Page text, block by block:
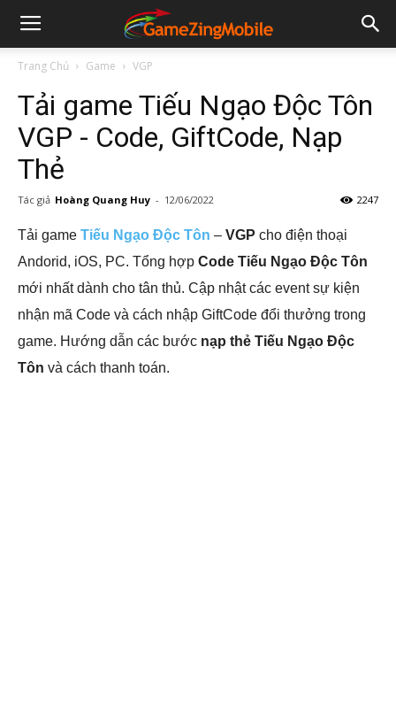
Trang Chủ Game VGP
Tải game Tiếu Ngạo Độc Tôn
VGP - Code, GiftCode, Nạp
Thẻ
Tác giả Hoàng Quang Huy - 12/06/2022 2247
Tải game Tiếu Ngạo Độc Tôn – VGP cho điện thoại
Andorid, iOS, PC. Tổng hợp Code Tiếu Ngạo Độc Tôn
mới nhất dành cho tân thủ. Cập nhật các event sự kiện
nhận mã Code và cách nhập GiftCode đổi thưởng trong
game. Hướng dẫn các bước nạp thẻ Tiếu Ngạo Độc
Tôn và cách thanh toán.